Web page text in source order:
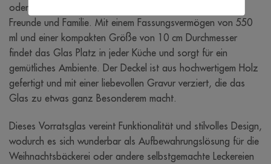
oder anderen Leckereien ist es das perfekte Geschenk für
Freunde und Familie. Mit einem Fassungsvermögen von 550
ml und einer kompakten Größe von 10 cm Durchmesser
findet das Glas Platz in jeder Küche und sorgt für ein
gemütliches Ambiente. Der Deckel ist aus hochwertigem Holz
gefertigt und mit einer liebevollen Gravur verziert, die das
Glas zu etwas ganz Besonderem macht.
Dieses Vorratsglas vereint Funktionalität und stilvolles Design,
wodurch es sich wunderbar als Aufbewahrungslösung für die
Weihnachtsbäckerei oder andere selbstgemachte Leckereien